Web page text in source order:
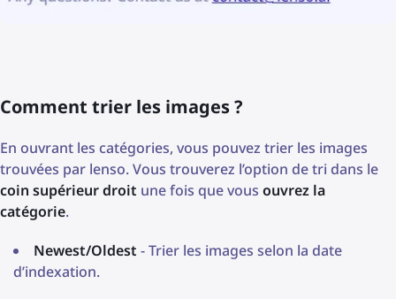
Comment trier les images ?
En ouvrant les catégories, vous pouvez trier les images
trouvées par lenso. Vous trouverez l’option de tri dans le
coin supérieur droit une fois que vous ouvrez la
catégorie.
Newest/Oldest - Trier les images selon la date
d’indexation.